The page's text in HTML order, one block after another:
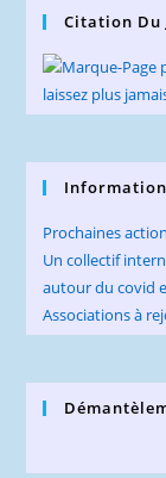
Citation Du
Prochaines
Un collectif
autour du covid
Associations à